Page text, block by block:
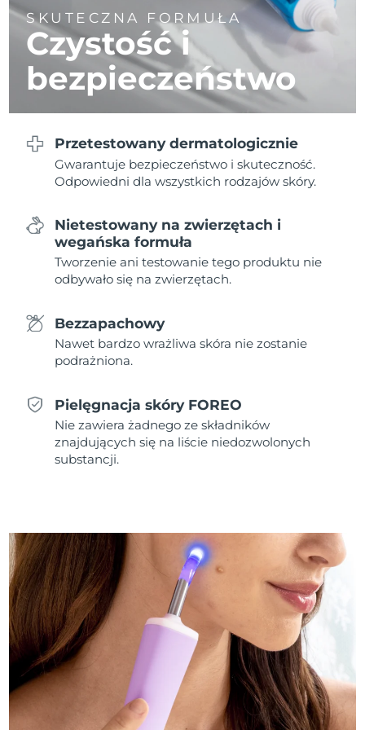
SKUTECZNA FORMUŁA
Czystość i
bezpieczeństwo
Przetestowany dermatologicznie
Gwarantuje bezpieczeństwo i skuteczność.
Odpowiedni dla wszystkich rodzajów skóry.
Nietestowany na zwierzętach i
wegańska formuła
Tworzenie ani testowanie tego produktu nie
odbywało się na zwierzętach.
Bezzapachowy
Nawet bardzo wrażliwa skóra nie zostanie
podrażniona.
Pielęgnacja skóry FOREO
Nie zawiera żadnego ze składników
znajdujących się na liście niedozwolonych
substancji.
Słowenia
Oczekiwany czas dostawy
8/8/26
Republika
Oczekiwany czas dostawy
Korea Południowa
Oczekiwany czas dostawy
Oczekiwany czas dostawy
Szwecja
Oczekiwany czas dostawy
Tajwan
Oczekiwany czas dostawy
8/13/26
Turcja
Oczekiwany czas dostawy
8/9/26
Wielka Brytania
Oczekiwany czas dostawy
8/8/26
Stany Zjednoczone
Oczekiwany czas dostawy
8/9/26
Uzbekistan
Oczekiwany czas dostawy
8/13/26
Wietnam
Oczekiwany czas dostawy
8/14/26